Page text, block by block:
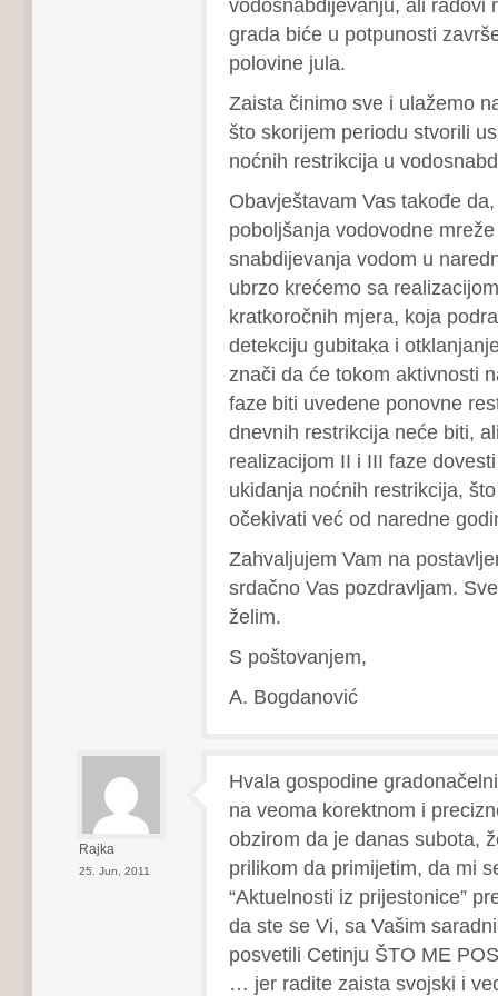
vodosnabdijevanju, ali radovi
grada biće u potpunosti
polovine jula.
Zaista činimo sve i ulažemo
što skorijem periodu stvorili
noćnih restrikcija u
Obavještavam Vas takođe
poboljšanja vodovodne
snabdijevanja vodom u
ubrzo krećemo sa
kratkoročnih mjera, koja
detekciju gubitaka i
znači da će tokom aktivnosti
faze biti uvedene ponovne
dnevnih restrikcija neće biti,
realizacijom II i III faze
ukidanja noćnih restrikcija,
očekivati već od naredne
Zahvaljujem Vam na
srdačno Vas pozdravljam.
želim.
S poštovanjem,
A. Bogdanović
Rajka
25. Jun, 2011
Hvala gospodine
na veoma korektnom i
obzirom da je danas subota,
prilikom da primijetim, da mi
“Aktuelnosti iz prijestonice”
da ste se Vi, sa Vašim
posvetili Cetinju ŠTO ME
… jer radite zaista svojski i